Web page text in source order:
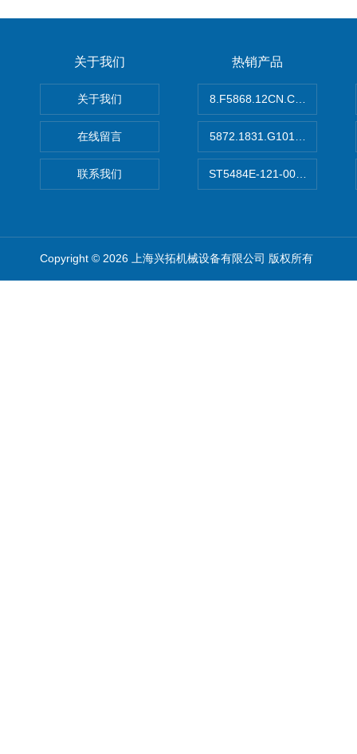
关于我们
关于我们
在线留言
联系我们
热销产品
8.F5868.12CN.C122德国
5872.1831.G101德国库伯勒
ST5484E-121-0032-00美国
Copyright © 2026 上海兴拓机械设备有限公司 版权所有